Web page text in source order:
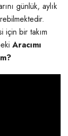
günlük, aylık
için bir takım
Aracımı